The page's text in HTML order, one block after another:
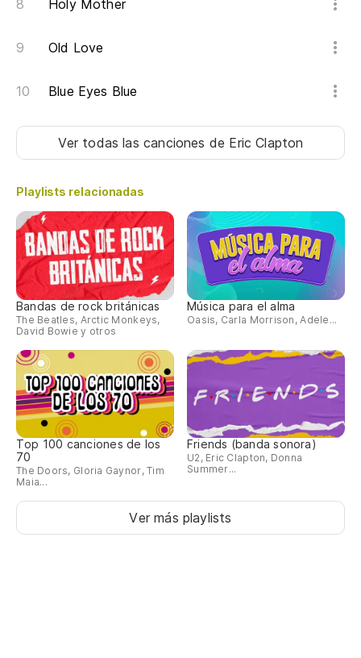
Holy Mother
Old Love
Blue Eyes Blue
Ver todas las canciones de Eric Clapton
Playlists relacionadas
Bandas de rock británicas
The Beatles, Arctic Monkeys,
David Bowie y otros
Música para el alma
Oasis, Carla Morrison, Adele...
Top 100 canciones de los
70
The Doors, Gloria Gaynor, Tim
Maia...
Friends (banda sonora)
U2, Eric Clapton, Donna
Summer...
Ver más playlists